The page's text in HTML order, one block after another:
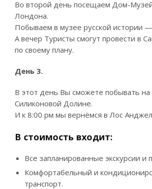
Во второй день посещаем Дом-
Лондона.
Побываем в музее русской истории
А вечер Туристы смогут провести в
по своему плану.
День 3.
В этот день Вы сможете побывать на
Силиконовой Долине.
И к 8:00 рм мы вернёмся в Лос
В стоимость входит:
Все запланированные экскурсии и
Комфортабельный и
транспорт.